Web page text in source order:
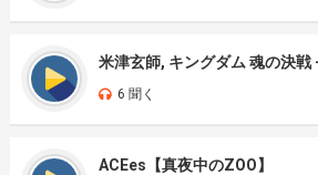
米津玄師, キングダム 魂の決戦
6 聞く
ACEes【真夜中のZOO】